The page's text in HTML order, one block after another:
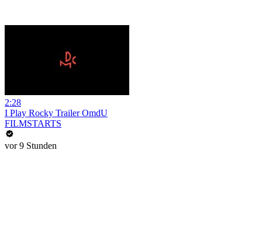
2:28
I Play Rocky Trailer OmdU
FILMSTARTS
vor 9 Stunden